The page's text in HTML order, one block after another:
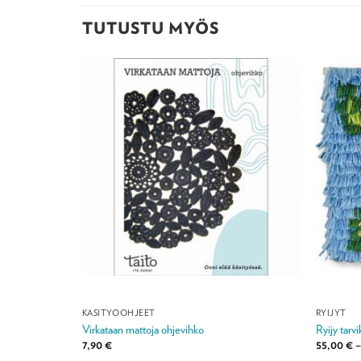
TUTUSTU MYÖS
KÄSITYÖOHJEET
Virkataan mattoja ohjevihko
7,90€
RYIJYT
Ryijy
55,00€–